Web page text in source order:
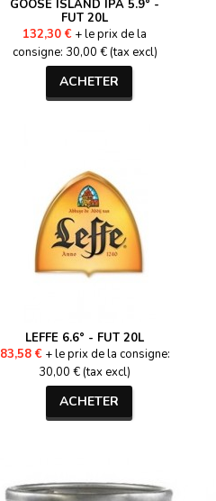
GOOSE ISLAND IPA 5.9° -
FUT 20L
132,30 € + le prix de la
consigne: 30,00 € (tax excl)
ACHETER
LEFFE 6.6° - FUT 20L
83,58 € + le prix de la consigne:
30,00 € (tax excl)
ACHETER